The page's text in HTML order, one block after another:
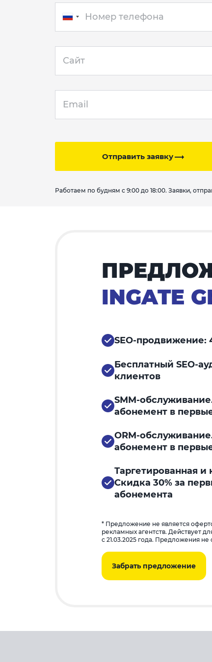
Отправить заявку
Работаем по будням с 9:00 до 18:00. Заявки,
INGATE
SEO-продвижение:
Бесплатный SEO-
клиентов
SMM-
абонемент в
ORM-
абонемент в
Таргетированная и
Скидка 30% за
абонемента
* Предложение не является
рекламных агентств. Действует
с 21.03.2025 года. Предложения
Забрать предложение